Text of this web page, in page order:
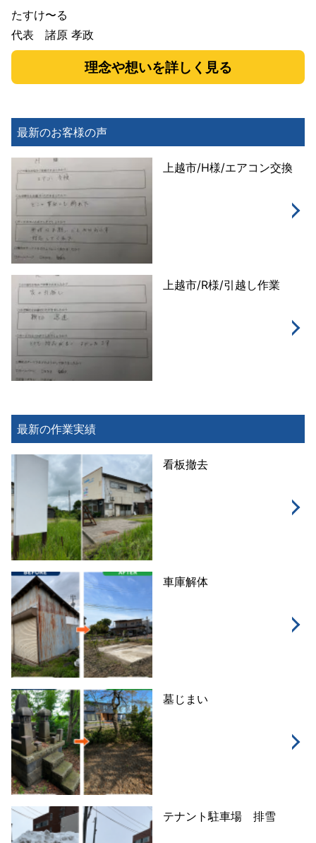
たすけ〜る
代表 諸原 孝政
理念や想いを詳しく見る
最新のお客様の声
上越市/H様/エアコン交換
上越市/R様/引越し作業
最新の作業実績
看板撤去
車庫解体
墓じまい
テナント駐車場 排雪